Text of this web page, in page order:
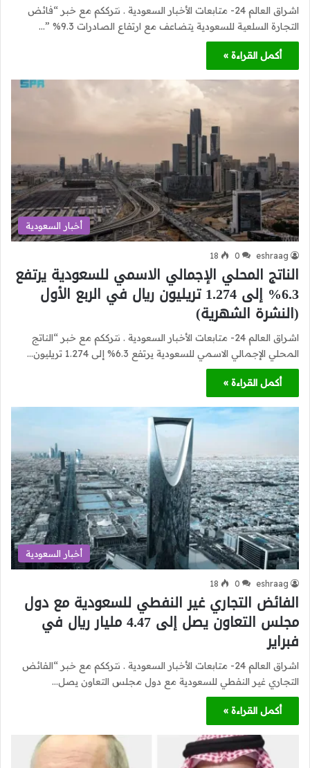
اشراق العالم 24- متابعات الأخبار السعودية . نترككم مع خبر “فائض
التجارة السلعية للسعودية يتضاعف مع ارتفاع الصادرات 9.3% ”…
أكمل القراءة »
أخبار السعودية
eshraag
0
18
الناتج المحلي الإجمالي الاسمي للسعودية يرتفع
6.3% إلى 1.274 تريليون ريال في الربع الأول
(النشرة الشهرية)
اشراق العالم 24- متابعات الأخبار السعودية . نترككم مع خبر “الناتج
المحلي الإجمالي الاسمي للسعودية يرتفع 6.3% إلى 1.274 تريليون…
أكمل القراءة »
أخبار السعودية
eshraag
0
18
الفائض التجاري غير النفطي للسعودية مع دول
مجلس التعاون يصل إلى 4.47 مليار ريال في
فبراير
اشراق العالم 24- متابعات الأخبار السعودية . نترككم مع خبر “الفائض
التجاري غير النفطي للسعودية مع دول مجلس التعاون يصل…
أكمل القراءة »